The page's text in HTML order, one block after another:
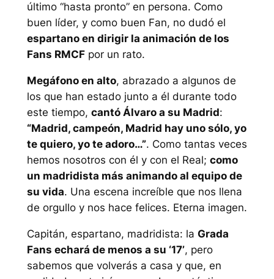
último “hasta pronto” en persona. Como
buen líder, y como buen Fan, no dudó el
espartano en dirigir la animación de los
Fans RMCFpor un rato.
Megáfono en alto, abrazado a algunos de
los que han estado junto a él durante todo
este tiempo, cantó Álvaro a su Madrid:
“Madrid, campeón, Madrid hay uno sólo, yo
te quiero, yo te adoro…”. Como tantas veces
hemos nosotros con él y con el Real; como
un madridista más animando al equipo de
su vida. Una escena increíble que nos llena
de orgullo y nos hace felices. Eterna imagen.
Capitán, espartano, madridista: la Grada
Fans echará de menos a su ‘17’, pero
sabemos que volverás a casa y que, en